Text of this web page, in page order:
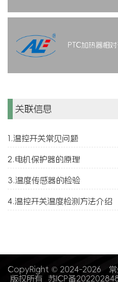
PTC加热器相
关联信息
1.温控开关常见问题
2.电机保护器的原理
3.温度传感器的检验
4.温控开关温度检测方法介绍
CopyRight © 2024-2026 常
版权所有 苏ICP备